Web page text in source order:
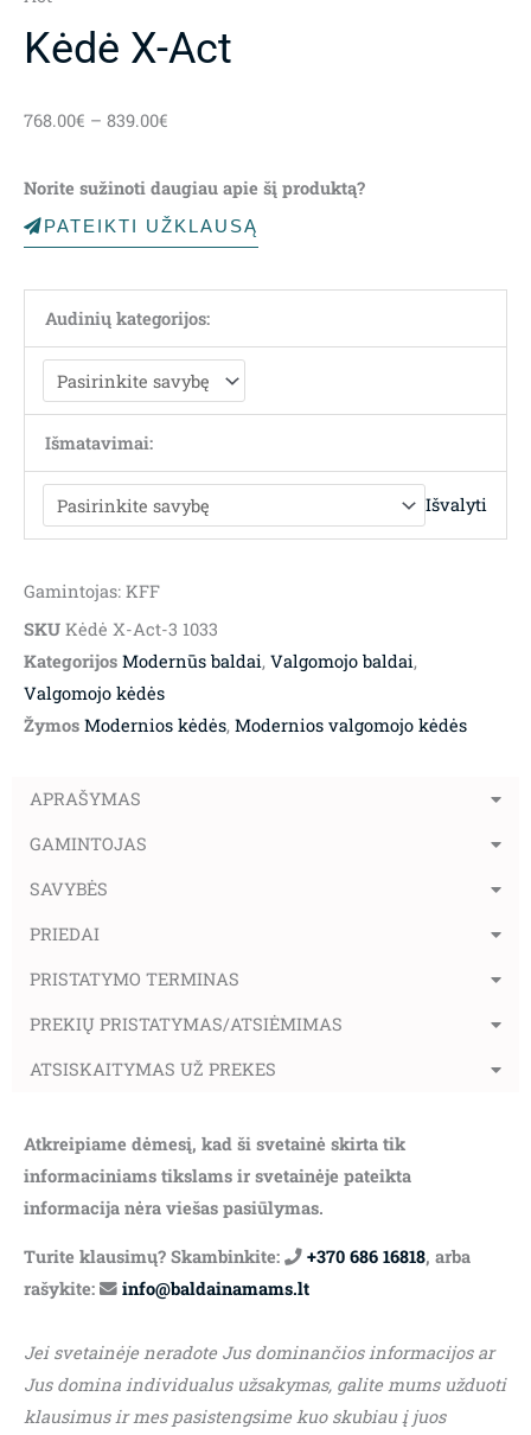
Kėdė X-Act
768.00€ – 839.00€
through
839.00€
Norite sužinoti daugiau apie šį produktą?
PATEIKTI UŽKLAUSĄ
Audinių kategorijos:
Išmatavimai:
Išvalyti
Gamintojas: KFF
SKU Kėdė X-Act-3 1033
Kategorijos Modernūs baldai, Valgomojo baldai,
Valgomojo kėdės
Žymos Modernios kėdės, Modernios valgomojo kėdės
APRAŠYMAS
GAMINTOJAS
SAVYBĖS
PRIEDAI
PRISTATYMO TERMINAS
PREKIŲ PRISTATYMAS/ATSIĖMIMAS
ATSISKAITYMAS UŽ PREKES
Atkreipiame dėmesį, kad ši svetainė skirta tik
informaciniams tikslams ir svetainėje pateikta
informacija nėra viešas pasiūlymas.
Turite klausimų? Skambinkite: +370 686 16818, arba
rašykite:
info@baldainamams.lt
Jei svetainėje neradote Jus dominančios informacijos ar
Jus domina individualus užsakymas, galite mums užduoti
klausimus ir mes pasistengsime kuo skubiau į juos